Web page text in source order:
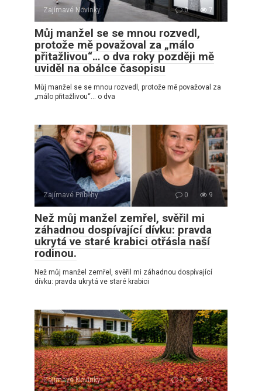
Zajímavé Novinky 0 7
Můj manžel se se mnou rozvedl,
protože mě považoval za „málo
přitažlivou“… o dva roky později mě
uviděl na obálce časopisu
Můj manžel se se mnou rozvedl, protože mě považoval za
„málo přitažlivou“… o dva
Zajímavé Příběhy 0 9
Než můj manžel zemřel, svěřil mi
záhadnou dospívající dívku: pravda
ukrytá ve staré krabici otřásla naší
rodinou.
Než můj manžel zemřel, svěřil mi záhadnou dospívající
dívku: pravda ukrytá ve staré krabici
Zajímavé Novinky 0 13